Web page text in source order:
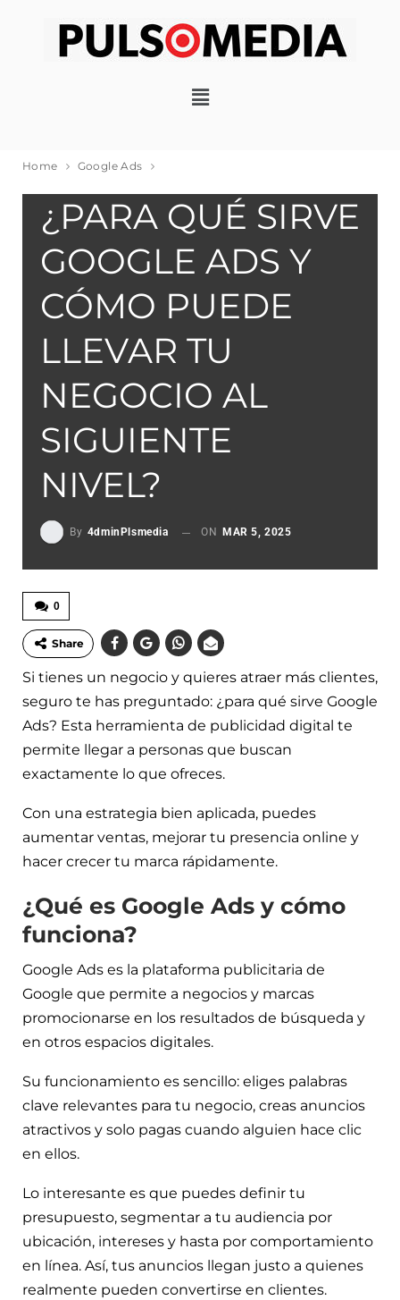
Home Google Ads
GOOGLE ADS
¿PARA QUÉ SIRVE
GOOGLE ADS Y
CÓMO PUEDE
LLEVAR TU
NEGOCIO AL
SIGUIENTE
NIVEL?
By 4dminPlsmedia ON MAR 5, 2025
0
Share
Si tienes un negocio y quieres atraer más clientes,
seguro te has preguntado: ¿para qué sirve Google
Ads? Esta herramienta de publicidad digital te
permite llegar a personas que buscan
exactamente lo que ofreces.
Con una estrategia bien aplicada, puedes
aumentar ventas, mejorar tu presencia online y
hacer crecer tu marca rápidamente.
¿Qué es Google Ads y cómo
funciona?
Google Ads es la plataforma publicitaria de
Google que permite a negocios y marcas
promocionarse en los resultados de búsqueda y
en otros espacios digitales.
Su funcionamiento es sencillo: eliges palabras
clave relevantes para tu negocio, creas anuncios
atractivos y solo pagas cuando alguien hace clic
en ellos.
Lo interesante es que puedes definir tu
presupuesto, segmentar a tu audiencia por
ubicación, intereses y hasta por comportamiento
en línea. Así, tus anuncios llegan justo a quienes
realmente pueden convertirse en clientes.